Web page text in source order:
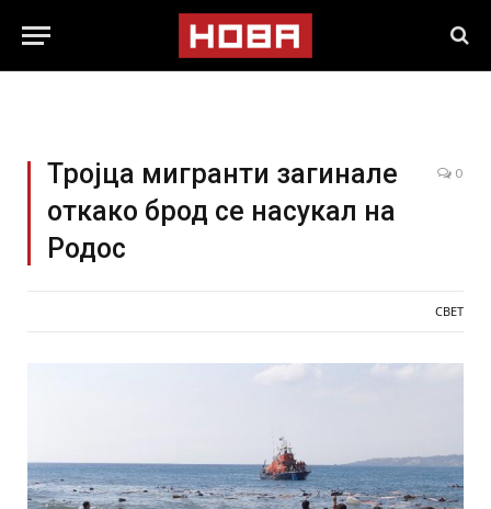
Тројца мигранти загинале
откако брод се насукал на
Родос
0
СВЕТ